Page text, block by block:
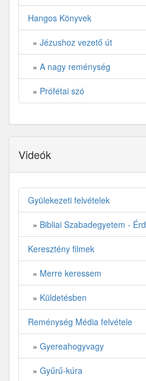
Hangos Könyvek
» Jézushoz vezető út
» A nagy reménység
» Prófétai szó
Videók
Gyülekezeti felvételek
» Bibliai Szabadegyetem - Érd
Keresztény filmek
» Merre keressem
» Küldetésben
Reménység Média felvétele
» Gyereahogyvagy
» Gyűrű-kúra